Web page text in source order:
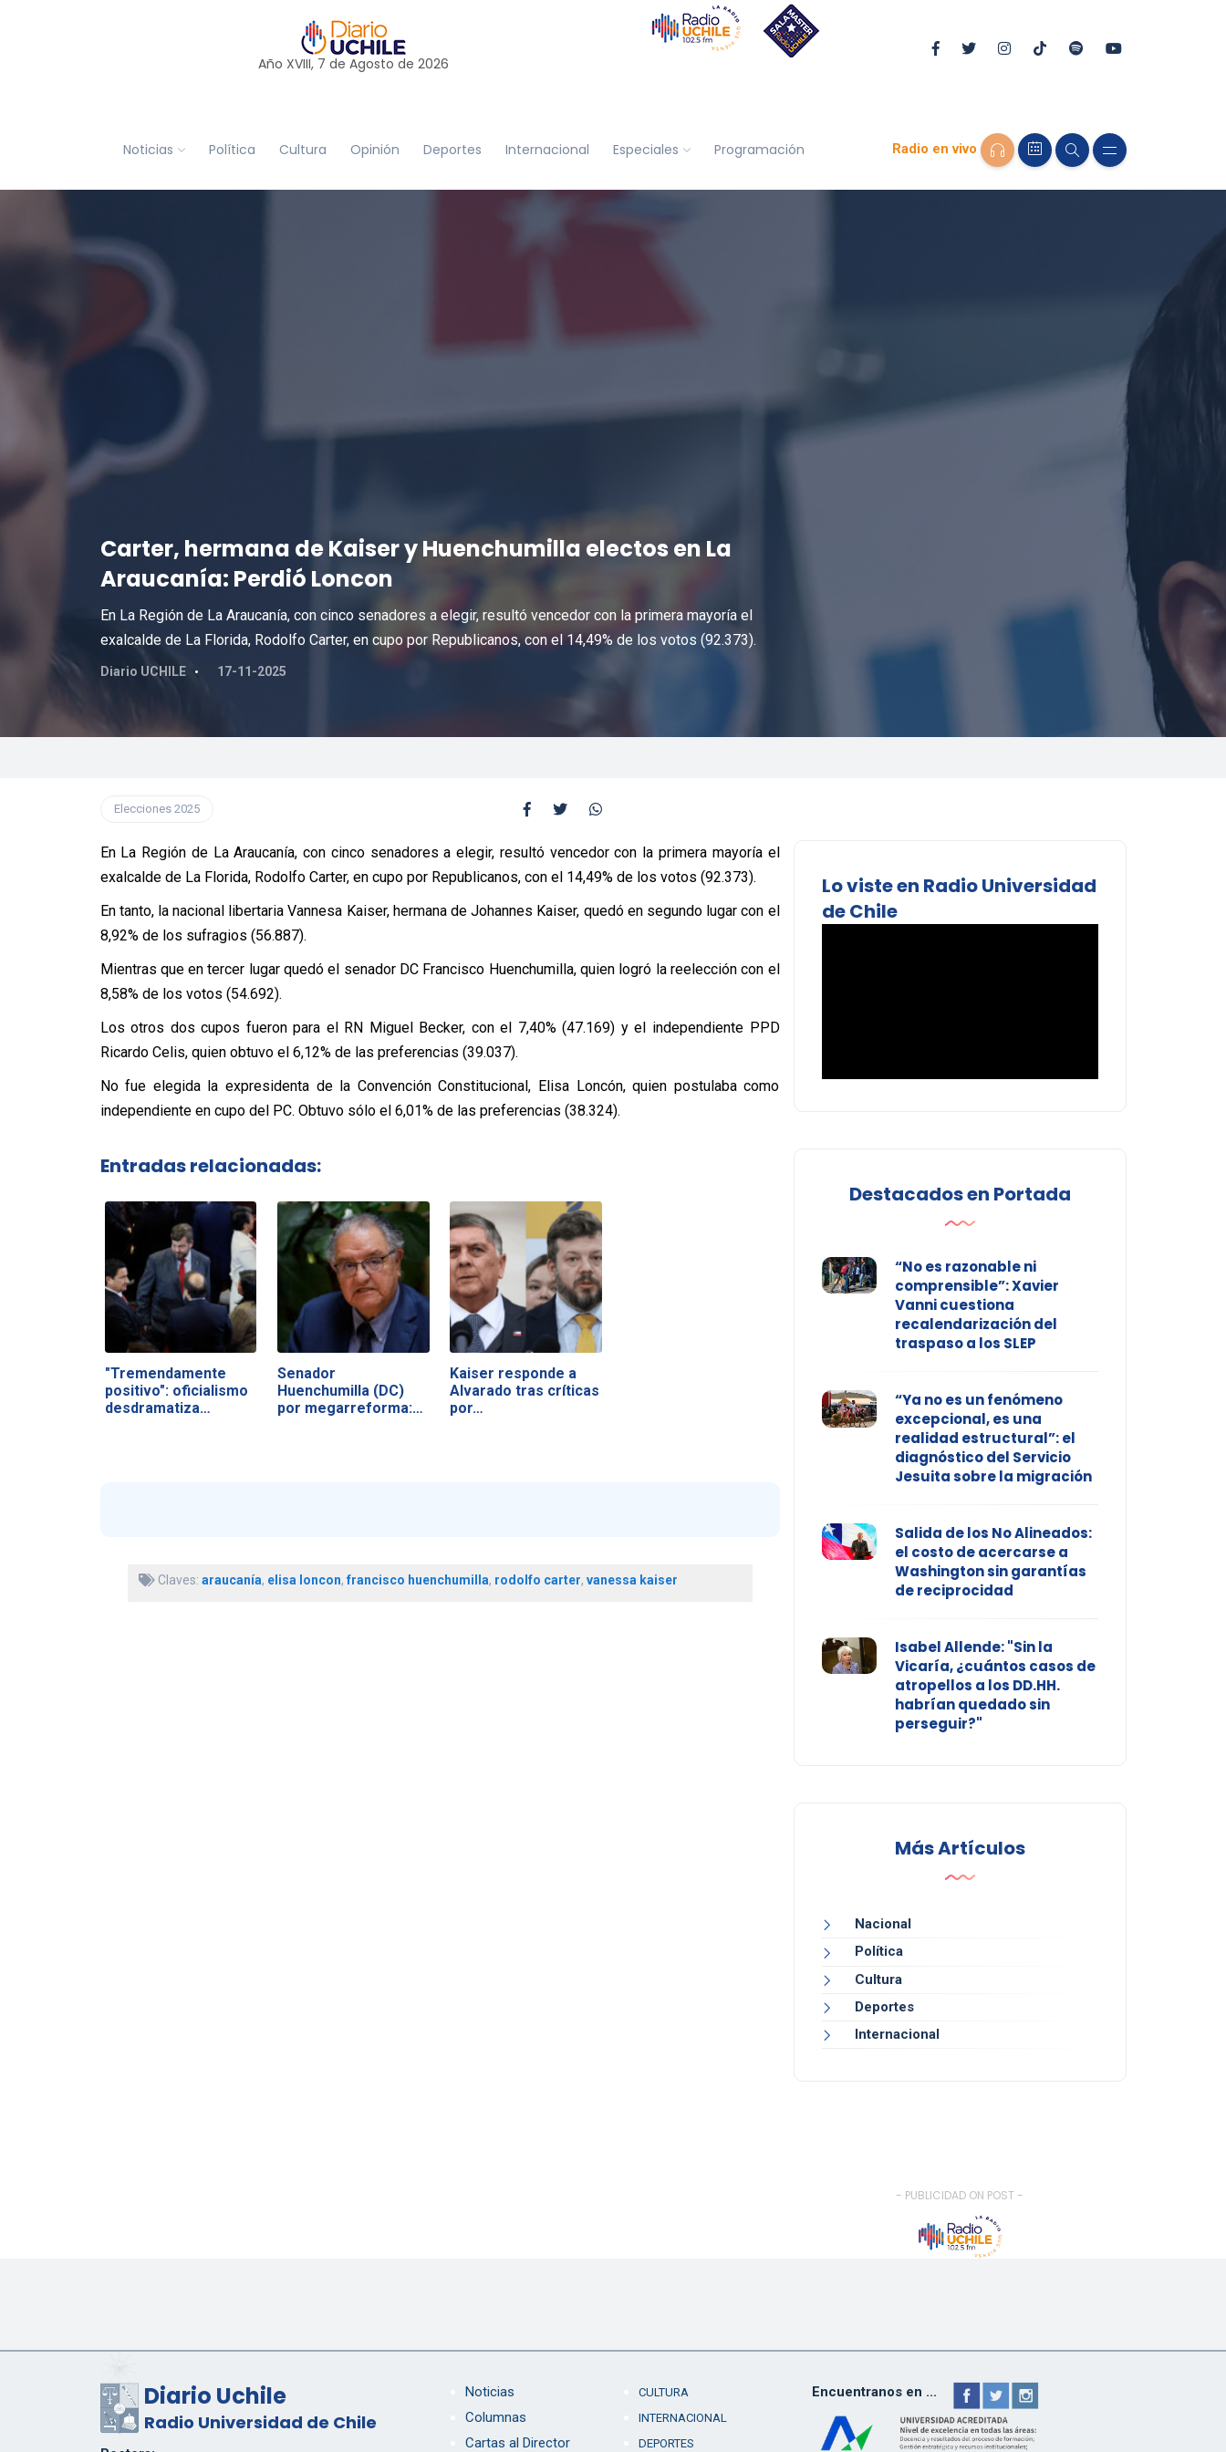
Año XVIII, 7 de Agosto de 2026
Noticias Política Cultura Opinión Deportes Internacional Especiales Programación Radio en vivo
Carter, hermana de Kaiser y Huenchumilla electos en La
Araucanía: Perdió Loncon
En La Región de La Araucanía, con cinco senadores a elegir, resultó vencedor con la primera mayoría el
exalcalde de La Florida, Rodolfo Carter, en cupo por Republicanos, con el 14,49% de los votos (92.373).
Diario UCHILE 17-11-2025
Elecciones 2025
En La Región de La Araucanía, con cinco senadores a elegir, resultó vencedor con la primera mayoría el
exalcalde de La Florida, Rodolfo Carter, en cupo por Republicanos, con el 14,49% de los votos (92.373).
En tanto, la nacional libertaria Vannesa Kaiser, hermana de Johannes Kaiser, quedó en segundo lugar con el
8,92% de los sufragios (56.887).
Mientras que en tercer lugar quedó el senador DC Francisco Huenchumilla, quien logró la reelección con el
8,58% de los votos (54.692).
Los otros dos cupos fueron para el RN Miguel Becker, con el 7,40% (47.169) y el independiente PPD
Ricardo Celis, quien obtuvo el 6,12% de las preferencias (39.037).
No fue elegida la expresidenta de la Convención Constitucional, Elisa Loncón, quien postulaba como
independiente en cupo del PC. Obtuvo sólo el 6,01% de las preferencias (38.324).
Entradas relacionadas:
"Tremendamente
positivo": oficialismo
desdramatiza…
Senador
Huenchumilla (DC)
por megarreforma:
Kaiser responde a
Alvarado tras críticas
por…
Claves: araucanía, elisa loncon,francisco huenchumilla, rodolfo carter, vanessa kaiser
Lo viste en Radio Universidad
de Chile
Destacados en Portada
“No es razonable ni
comprensible”: Xavier
Vanni cuestiona
recalendarización del
traspaso a los SLEP
“Ya no es un fenómeno
excepcional, es una
realidad estructural”: el
diagnóstico del Servicio
Jesuita sobre la migración
Salida de los No Alineados:
el costo de acercarse a
Washington sin garantías
de reciprocidad
Isabel Allende: "Sin la
Vicaría, ¿cuántos casos de
atropellos a los DD.HH.
habrían quedado sin
perseguir?"
Más Artículos
Nacional
Política
Cultura
Deportes
Internacional
- PUBLICIDAD ON POST -
Diario Uchile
Radio Universidad de Chile
Noticias
Columnas
Cartas al Director
CULTURA
INTERNACIONAL
DEPORTES
Encuentranos en ...